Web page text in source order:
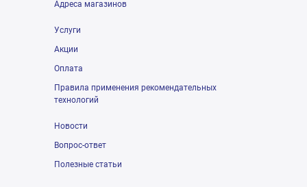
Адреса магазинов
Услуги
Акции
Оплата
Правила применения рекомендательных
технологий
Новости
Вопрос-ответ
Полезные статьи